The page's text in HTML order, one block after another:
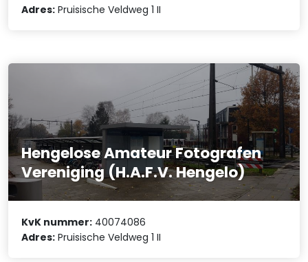
Adres: Pruisische Veldweg 1 II
Hengelose Amateur Fotografen
Vereniging (H.A.F.V. Hengelo)
KvK nummer: 40074086
Adres: Pruisische Veldweg 1 II